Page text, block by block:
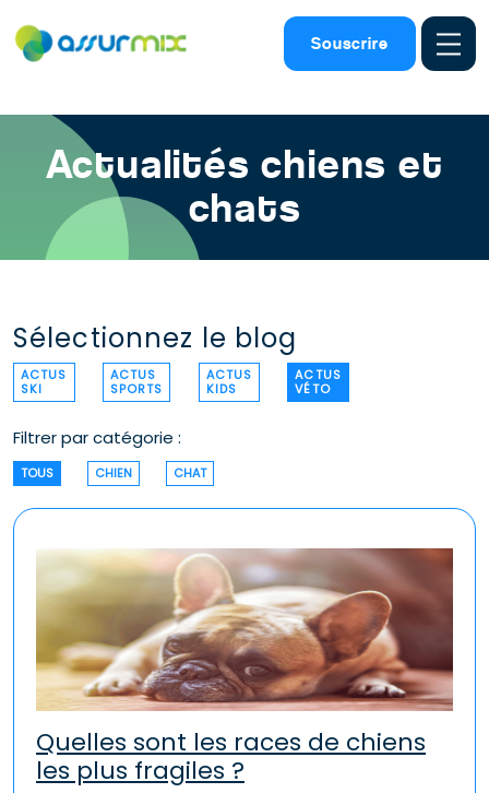
Souscrire
Assurance animaux Actualites chien chat
Actualités chiens et
chats
Sélectionnez le blog
ACTUS
SKI
ACTUS
SPORTS
ACTUS
KIDS
ACTUS
VÉTO
Filtrer par catégorie :
TOUS CHIEN CHAT
Quelles sont les races de chiens
les plus fragiles ?